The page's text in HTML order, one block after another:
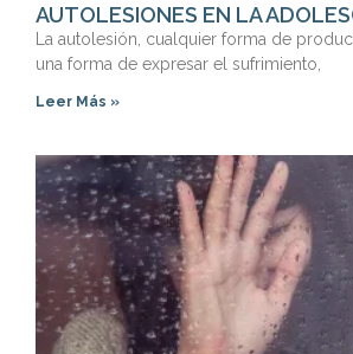
AUTOLESIONES EN LA
La autolesión, cualquier forma de
una forma de expresar el sufrimiento,
Leer Más »